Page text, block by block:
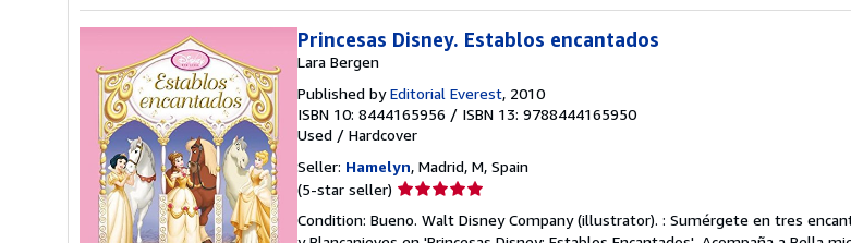
Princesas Disney. Establos encantados
Lara Bergen
Published byEditorial Everest, 2010
ISBN 10: 8444165956 / ISBN 13: 9788444165950
Used / Hardcover
Seller: Hamelyn, Madrid, M, Spain
(5-star seller) Seller
5
Condition: Bueno. Walt Disney Company (illustrator). : Sumérgete en tres